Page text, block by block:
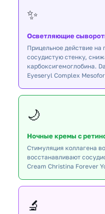
✨
Осветляющие
Прицельное действие
сосудистую стенку,
карбоксигемоглобина.
Eyeseryl Complex
🌙
Ночные кремы с
Стимуляция коллагена
восстанавливают
Cream Christina Forever
🔬